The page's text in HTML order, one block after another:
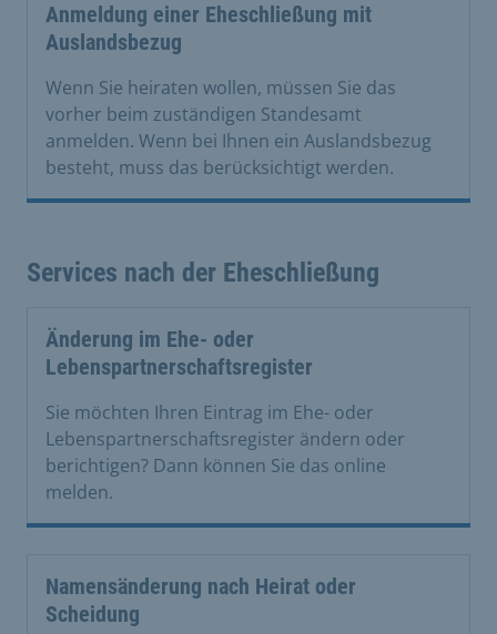
Anmeldung einer Eheschließung mit
Auslandsbezug
Wenn Sie heiraten wollen, müssen Sie das
vorher beim zuständigen Standesamt
anmelden. Wenn bei Ihnen ein Auslandsbezug
besteht, muss das berücksichtigt werden.
Services nach der Eheschließung
Änderung im Ehe- oder
Lebenspartnerschaftsregister
Sie möchten Ihren Eintrag im Ehe- oder
Lebenspartnerschaftsregister ändern oder
berichtigen? Dann können Sie das online
melden.
Namensänderung nach Heirat oder
Scheidung